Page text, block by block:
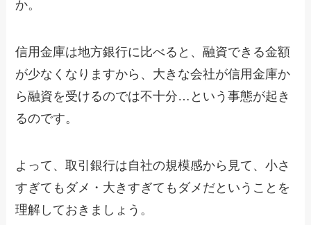
か。
信用金庫は地方銀行に比べると、融資できる金額
が少なくなりますから、大きな会社が信用金庫か
ら融資を受けるのでは不十分…という事態が起き
るのです。
よって、取引銀行は自社の規模感から見て、小さ
すぎてもダメ・大きすぎてもダメだということを
理解しておきましょう。